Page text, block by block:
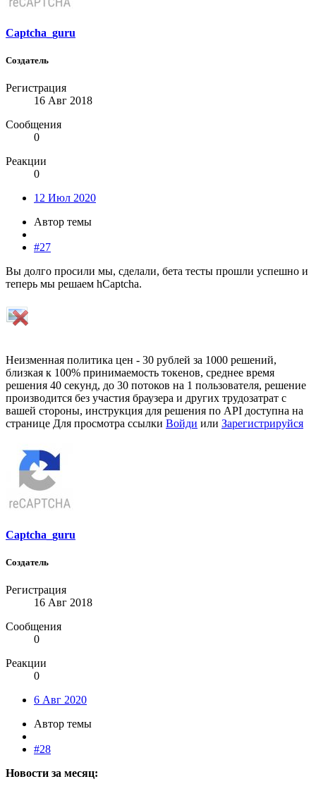
Captcha_guru
Создатель
Регистрация
16 Авг 2018
Сообщения
0
Реакции
0
12 Июл 2020
Автор темы
#27
Вы долго просили мы, сделали, бета тесты прошли успешно и
теперь мы решаем hCaptcha.
Неизменная политика цен - 30 рублей за 1000 решений,
близкая к 100% принимаемость токенов, среднее время
решения 40 секунд, до 30 потоков на 1 пользователя, решение
производится без участия браузера и других трудозатрат с
вашей стороны, инструкция для решения по API доступна на
странице Для просмотра ссылки Войди или Зарегистрируйся
Captcha_guru
Создатель
Регистрация
16 Авг 2018
Сообщения
0
Реакции
0
6 Авг 2020
Автор темы
#28
Новости за месяц: